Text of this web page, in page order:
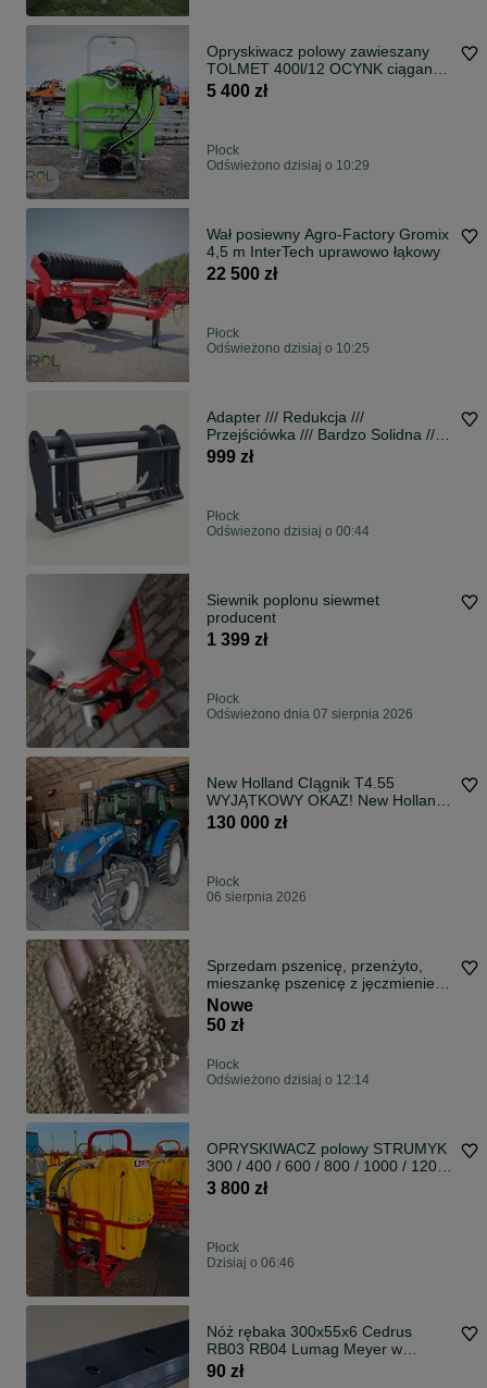
Opryskiwacz polowy zawieszany
TOLMET 400l/12 OCYNK ciągany
do 1000l
5 400 zł
Płock
Odświeżono dzisiaj o 10:29
Wał posiewny Agro-Factory Gromix
4,5 m InterTech uprawowo łąkowy
22 500 zł
Płock
Odświeżono dzisiaj o 10:25
Adapter /// Redukcja ///
Przejściówka /// Bardzo Solidna ///
Duży Udźwig /// STAL
999 zł
Płock
Odświeżono dzisiaj o 00:44
Siewnik poplonu siewmet
producent
1 399 zł
Płock
Odświeżono dnia 07 sierpnia 2026
New Holland CIągnik T4.55
WYJĄTKOWY OKAZ! New Holland
T4.55 | Tylko 1286 mth | 1.
130 000 zł
Płock
06 sierpnia 2026
Sprzedam pszenicę, przenżyto,
mieszankę pszenicę z jęczmieniem
z 2026roku
Nowe
50 zł
Płock
Odświeżono dzisiaj o 12:14
OPRYSKIWACZ polowy STRUMYK
300 / 400 / 600 / 800 / 1000 / 1200
HEKTOR
3 800 zł
Płock
Dzisiaj o 06:46
Nóż rębaka 300x55x6 Cedrus
RB03 RB04 Lumag Meyer w
całości z Hardox500
90 zł